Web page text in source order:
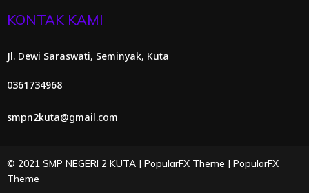
KONTAK KAMI
Jl. Dewi Saraswati, Seminyak, Kuta
0361734968
smpn2kuta@gmail.com
© 2021 SMP NEGERI 2 KUTA | PopularFX Theme | PopularFX
Theme